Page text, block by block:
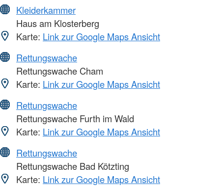
Kleiderkammer
Haus am Klosterberg
Karte: Link zur Google Maps Ansicht
Rettungswache
Rettungswache Cham
Karte: Link zur Google Maps Ansicht
Rettungswache
Rettungswache Furth im Wald
Karte: Link zur Google Maps Ansicht
Rettungswache
Rettungswache Bad Kötzting
Karte: Link zur Google Maps Ansicht